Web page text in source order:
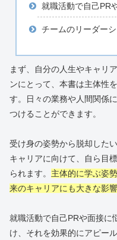
就職活動で自己PR
チームのリーダー
まず、自分の人生やキャリ
ンにとって、本書は主体性
す。日々の業務や人間関係
つけることができます。
受け身の姿勢から脱却した
キャリアに向けて、自ら目
られます。 主体的に学ぶ姿
来のキャリアにも大きな影響
就職活動で自己PRや面接に
け、それを効果的にアピー